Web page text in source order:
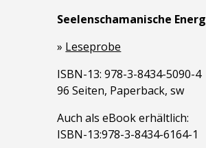
Seelenschamanische
» Leseprobe
ISBN-13: 978-3-8434-5090-4
96 Seiten, Paperback, sw
Auch als eBook erhältlich:
ISBN-13:978-3-8434-6164-1